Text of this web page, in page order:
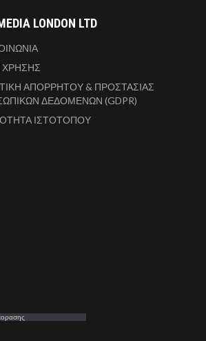
LONDON LTD
ΧΡΗΣΗΣ
ΑΠΟΡΡΗΤΟΥ & ΠΡΟΣΤΑΣΙΑΣ
ΔΕΔΟΜΕΝΩΝ (GDPR)
ΙΣΤΟΤΟΠΟΥ